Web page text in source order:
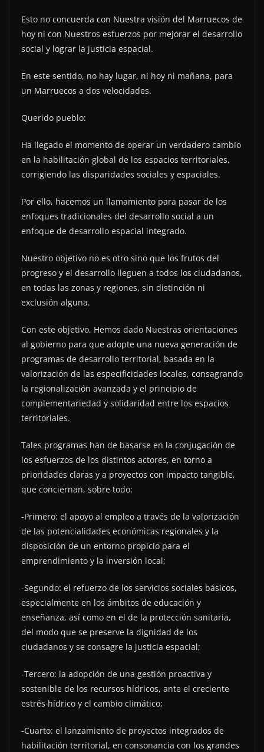
Esto no concuerda con Nuestra visión del Marruecos de
hoy ni con Nuestros esfuerzos por mejorar el desarrollo
social y lograr la justicia espacial.
En este sentido, no hay lugar, ni hoy ni mañana, para
un Marruecos a dos velocidades.
Querido pueblo:
Ha llegado el momento de operar un verdadero cambio
en la habilitación global de los espacios territoriales,
corrigiendo las disparidades sociales y espaciales.
Por ello, hacemos un llamamiento para pasar de los
enfoques tradicionales del desarrollo social a un
enfoque de desarrollo espacial integrado.
Nuestro objetivo no es otro sino que los frutos del
progreso y el desarrollo lleguen a todos los ciudadanos,
en todas las zonas y regiones, sin distinción ni
exclusión alguna.
Con este objetivo, Hemos dado Nuestras orientaciones
al gobierno para que adopte una nueva generación de
programas de desarrollo territorial, basada en la
valorización de las especificidades locales, consagrando
la regionalización avanzada y el principio de
complementariedad y solidaridad entre los espacios
territoriales.
Tales programas han de basarse en la conjugación de
los esfuerzos de los distintos actores, en torno a
prioridades claras y a proyectos con impacto tangible,
que conciernan, sobre todo:
-Primero: el apoyo al empleo a través de la valorización
de las potencialidades económicas regionales y la
disposición de un entorno propicio para el
emprendimiento y la inversión local;
-Segundo: el refuerzo de los servicios sociales básicos,
especialmente en los ámbitos de educación y
enseñanza, así como en el de la protección sanitaria,
del modo que se preserve la dignidad de los
ciudadanos y se consagre la justicia espacial;
-Tercero: la adopción de una gestión proactiva y
sostenible de los recursos hídricos, ante el creciente
estrés hídrico y el cambio climático;
-Cuarto: el lanzamiento de proyectos integrados de
habilitación territorial, en consonancia con los grandes